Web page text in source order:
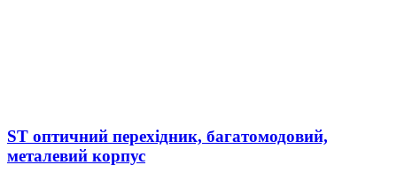
ST оптичний перехідник, багатомодовий,
металевий корпус